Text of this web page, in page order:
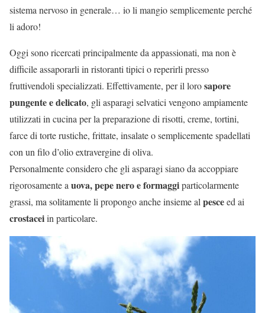
sistema nervoso in generale… io li mangio semplicemente perché
li adoro!
Oggi sono ricercati principalmente da appassionati, ma non è
difficile assaporarli in ristoranti tipici o reperirli presso
fruttivendoli specializzati. Effettivamente, per il lorosapore
pungente e delicato, gli asparagi selvatici vengono ampiamente
utilizzati in cucina per la preparazione di risotti, creme, tortini,
farce di torte rustiche, frittate, insalate o semplicemente spadellati
con un filo d’olio extravergine di oliva.
Personalmente considero che gli asparagi siano da accoppiare
rigorosamente a uova, pepe nero e formaggiparticolarmente
grassi, ma solitamente li propongo anche insieme al pesceed ai
crostaceiin particolare.